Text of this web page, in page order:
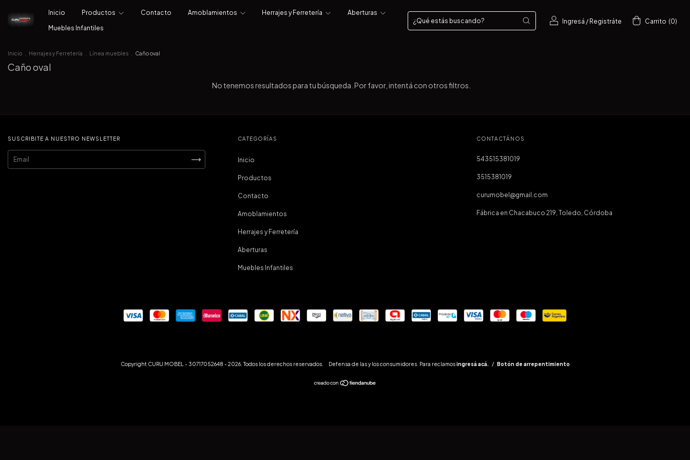
Inicio Productos Contacto Amoblamientos Herrajes y Ferretería
Aberturas
Muebles Infantiles
Ingresá / Registráte Carrito (0)
Inicio Herrajes y Ferretería Línea muebles Caño oval
Caño oval
No tenemos resultados para tu búsqueda. Por favor, intentá con otros filtros.
SUSCRIBITE A NUESTRO NEWSLETTER CATEGORÍAS
Inicio
Productos
Contacto
Amoblamientos
Herrajes y Ferretería
Aberturas
Muebles Infantiles
CONTACTÁNOS
543515381019
3515381019
curumobel@gmail.com
Fábrica en Chacabuco 219, Toledo, Córdoba
Copyright CURU MOBEL - 30717052648 - 2026. Todos los derechos reservados. Defensa de las y los consumidores. Para reclamos ingresá acá. / Botón de arrepentimiento